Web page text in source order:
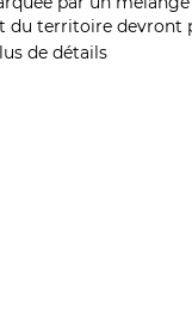
territoire devront
de détails